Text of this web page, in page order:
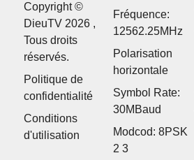
Copyright ©
DieuTV 2026 ,
Tous droits
réservés.
Politique de
confidentialité
Conditions
d'utilisation
Fréquence:
12562.25MHz
Polarisation
horizontale
Symbol Rate:
30MBaud
Modcod: 8PSK
2 3